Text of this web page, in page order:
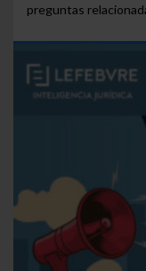
preguntas